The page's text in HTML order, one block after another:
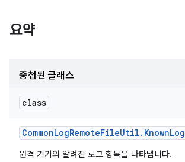
요약
중첩된 클래스
class
CommonLogRemoteFileUtil . KnownLog
원격 기기의 알려진 로그 항목을 나타냅니다.